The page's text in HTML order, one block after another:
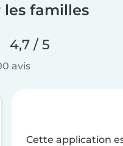
les familles
4,7 / 5
avis
Cette application